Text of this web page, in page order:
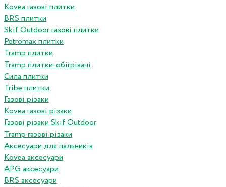
Kovea газові плитки
BRS плитки
Skif Outdoor газові плитки
Petromax плитки
Tramp плитки
Tramp плитки-обігрівачі
Сила плитки
Tribe плитки
Газові різаки
Kovea газові різаки
Газові різаки Skif Outdoor
Tramp газові різаки
Аксесуари для пальників
Kovea аксесуари
APG аксесуари
BRS аксесуари